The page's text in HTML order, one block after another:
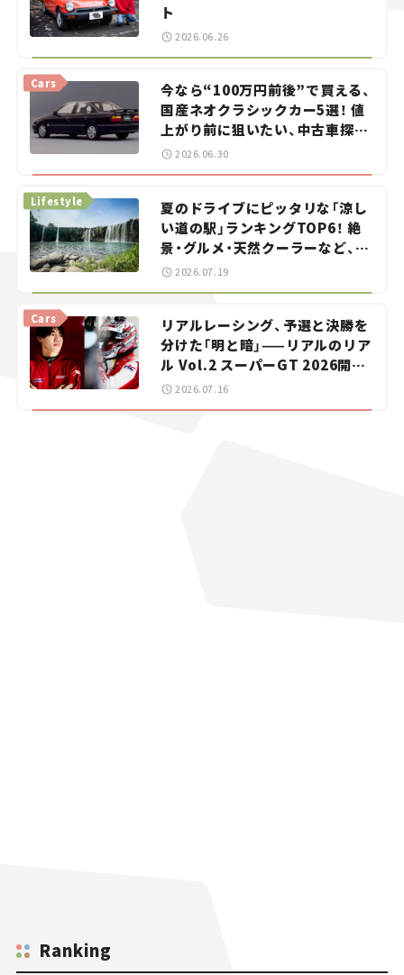
ト
2026.06.26
今なら“100万円前後”で買える、
国産ネオクラシックカー5選！ 値
上がり前に狙いたい、中古車探し
をお手伝い――ちょっとイケてるマ
Cars
2026.06.30
夏のドライブにピッタリな「涼し
い道の駅」ランキングTOP6！ 絶
景・グルメ・天然クーラーなど、避
暑におすすめのスポットを紹介
Lifestyle
2026.07.19
リアルレーシング、予選と決勝を
分けた「明と暗」——リアルのリア
ル Vol.2 スーパーGT 2026開幕
戦 岡山国際サーキット
Cars
2026.07.16
Ranking